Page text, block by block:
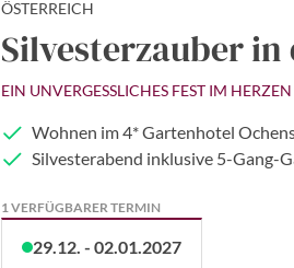
ÖSTERREICH
Silvesterzauber
EIN UNVERGESSLICHES FEST IM
Wohnen im 4* Gartenhotel
Silvesterabend inklusive 5-Gang-
1 VERFÜGBARER TERMIN
29.12. - 02.01.2027